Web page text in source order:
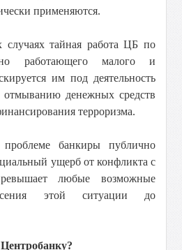
применяются.
тайная работа ЦБ по
работающего малого и
им под деятельность
отмыванию денежных средств
терроризма.
банкиры публично
ущерб от конфликта с
любые возможные
этой ситуации до